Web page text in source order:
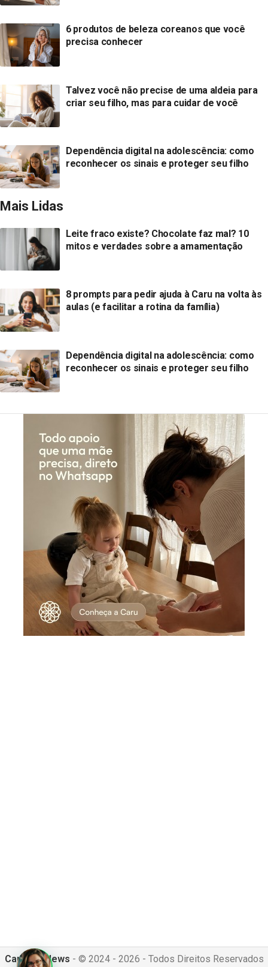
6 produtos de beleza coreanos que você
precisa conhecer
Talvez você não precise de uma aldeia para
criar seu filho, mas para cuidar de você
Dependência digital na adolescência: como
reconhecer os sinais e proteger seu filho
Mais Lidas
Leite fraco existe? Chocolate faz mal? 10
mitos e verdades sobre a amamentação
8 prompts para pedir ajuda à Caru na volta às
aulas (e facilitar a rotina da família)
Dependência digital na adolescência: como
reconhecer os sinais e proteger seu filho
Canguru News - © 2024 - 2026 - Todos Direitos Reservados